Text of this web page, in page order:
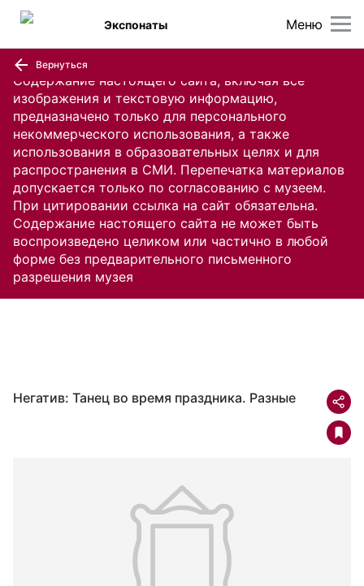
Содержание настоящего сайта, включая все
изображения и текстовую информацию,
предназначено только для персонального
некоммерческого использования, а также
использования в образовательных целях и для
распространения в СМИ. Перепечатка материалов
допускается только по согласованию с музеем.
При цитировании ссылка на сайт обязательна.
Содержание настоящего сайта не может быть
воспроизведено целиком или частично в любой
форме без предварительного письменного
разрешения музея
Меню
Экспонаты
Вернуться
Негатив: Танец во время праздника. Разные